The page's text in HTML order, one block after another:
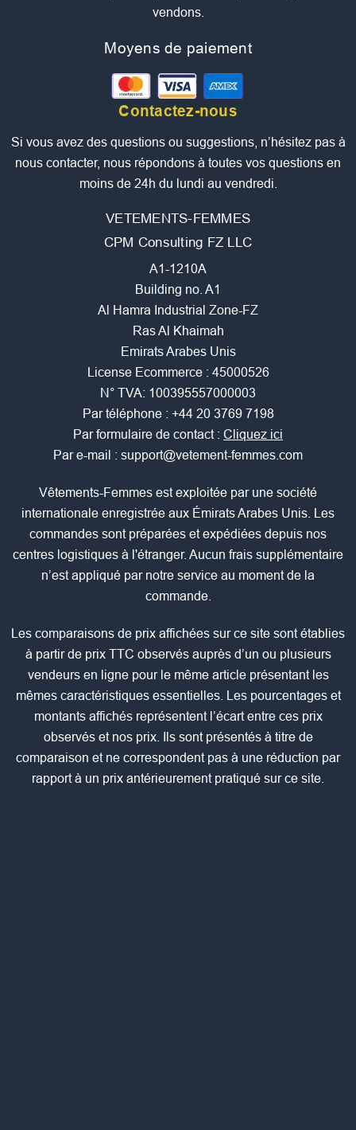
vendons.
Moyens de paiement
Contactez-nous
Si vous avez des questions ou suggestions, n’hésitez pas à
nous contacter, nous répondons à toutes vos questions en
moins de 24h du lundi au vendredi.
VETEMENTS-FEMMES
CPM Consulting FZ LLC
A1-1210A
Building no. A1
Al Hamra Industrial Zone-FZ
Ras Al Khaimah
Emirats Arabes Unis
License Ecommerce : 45000526
N° TVA: 100395557000003
Par téléphone : +44 20 3769 7198
Par formulaire de contact : Cliquez ici
Par e-mail : support@vetement-femmes.com
Vêtements-Femmes est exploitée par une société
internationale enregistrée aux Émirats Arabes Unis. Les
commandes sont préparées et expédiées depuis nos
centres logistiques à l'étranger. Aucun frais supplémentaire
n’est appliqué par notre service au moment de la
commande.
Les comparaisons de prix affichées sur ce site sont établies
à partir de prix TTC observés auprès d’un ou plusieurs
vendeurs en ligne pour le même article présentant les
mêmes caractéristiques essentielles. Les pourcentages et
montants affichés représentent l’écart entre ces prix
observés et nos prix. Ils sont présentés à titre de
comparaison et ne correspondent pas à une réduction par
rapport à un prix antérieurement pratiqué sur ce site.